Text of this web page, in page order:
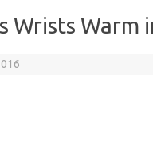
Wrists Warm